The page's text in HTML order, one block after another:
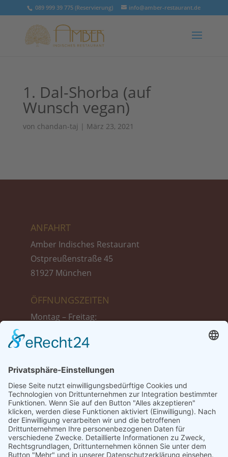
089 999 39 775 (Reservierung) info@amber-restaurant.de
1. Dal-Shorba (auf
Wunsch vegan)
von chandan-taj | März 23, 2021
ANFAHRT
Amber Indisches Restaurant
Ostpreußenstraße 45
81927 München
ÖFFNUNGSZEITEN
Montag – Freitag:
17:30 bis 23:00 Uhr
17:30 bis 23:00 Uhr
Sonntag + Feiertags:
12:00 bis 23:00 Uhr
TISCH-RESERVIERUNG
Tel.: 089 999 39 775